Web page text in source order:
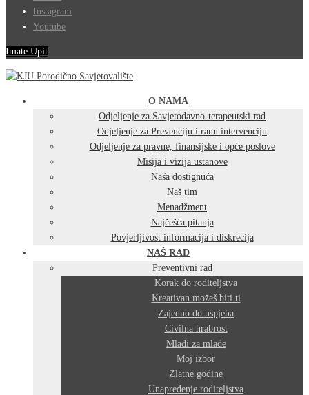
Instagram
Youtube
Imate Upit
O NAMA
Odjeljenje za Savjetodavno-terapeutski rad
Odjeljenje za Prevenciju i ranu intervenciju
Odjeljenje za pravne, finansijske i opće poslove
Misija i vizija ustanove
Naša dostignuća
Naš tim
Menadžment
Najčešća pitanja
Povjerljivost informacija i diskrecija
NAŠ RAD
Preventivni rad
Korak do roditeljstva
Kreativan možeš biti ti
Zajedno do uspjeha
Civilna hrabrost
Mladi za mlade
Moj izbor
Zlatne godine
Unapređenje roditeljstva